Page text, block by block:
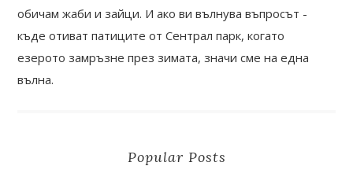
обичам жаби и зайци. И ако ви вълнува въпросът -
къде отиват патиците от Сентрал парк, когато
езерото замръзне през зимата, значи сме на една
вълна.
Popular Posts